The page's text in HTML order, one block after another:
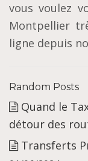
vous voulez
Montpellier
ligne depuis
Random Posts
Quand le
détour des
Transferts